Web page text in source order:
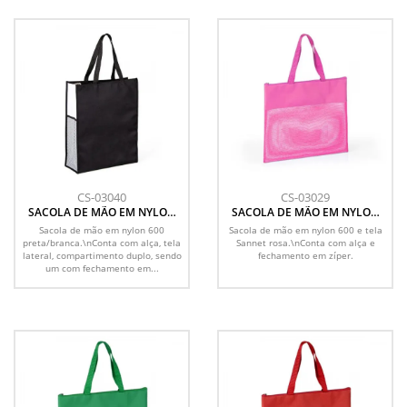
CS-03040
SACOLA DE MÃO EM NYLON
600 - PRETA/BRANCA
Sacola de mão em nylon 600
preta/branca.\nConta com alça, tela
lateral, compartimento duplo, sendo
um com fechamento em...
CS-03029
SACOLA DE MÃO EM NYLON
600 E TELA SANET - ROSA
Sacola de mão em nylon 600 e tela
Sannet rosa.\nConta com alça e
fechamento em zíper.